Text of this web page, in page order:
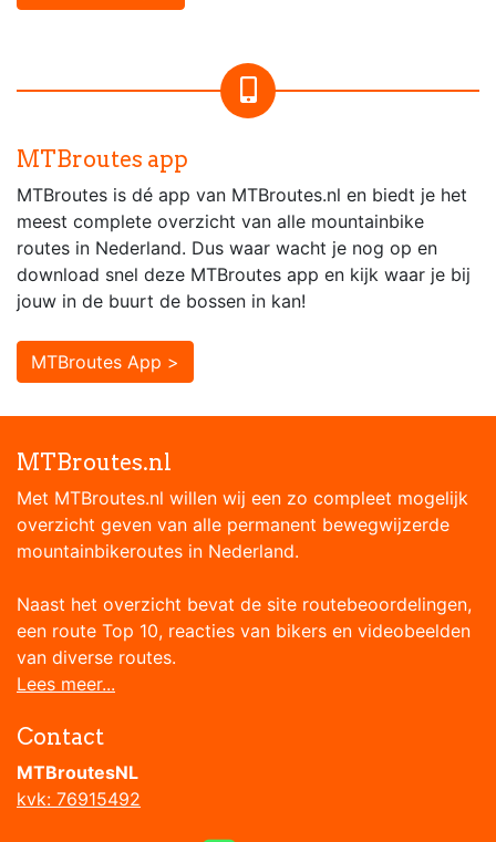
MTBroutes app
MTBroutes is dé app van MTBroutes.nl en biedt je het
meest complete overzicht van alle mountainbike
routes in Nederland. Dus waar wacht je nog op en
download snel deze MTBroutes app en kijk waar je bij
jouw in de buurt de bossen in kan!
MTBroutes App >
MTBroutes.nl
Met MTBroutes.nl willen wij een zo compleet mogelijk
overzicht geven van alle permanent bewegwijzerde
mountainbikeroutes in Nederland.
Naast het overzicht bevat de site routebeoordelingen,
een route Top 10, reacties van bikers en videobeelden
van diverse routes.
Lees meer...
Contact
MTBroutesNL
kvk: 76915492